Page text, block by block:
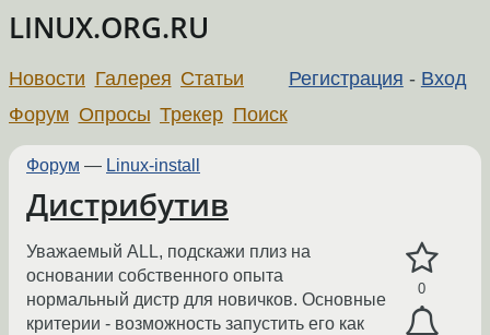
LINUX.ORG.RU
Регистрация - Вход
Новости Галерея Статьи
Форум Опросы Трекер Поиск
Форум — Linux-install
Дистрибутив
0
Уважаемый ALL, подскажи плиз на
основании собственного опыта
нормальный дистр для новичков. Основные
критерии - возможность запустить его как